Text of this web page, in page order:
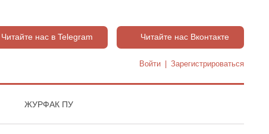
Читайте нас в Telegram Читайте нас Вконтакте
Войти Зарегистрироваться
ЖУРФАК ПУ